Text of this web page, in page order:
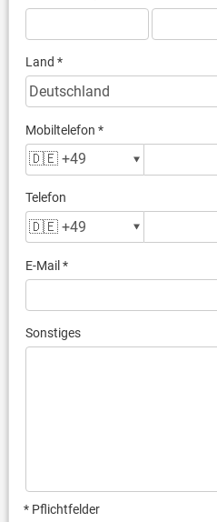
Land *
Mobiltelefon *
Telefon
E-Mail *
Sonstiges
* Pflichtfelder